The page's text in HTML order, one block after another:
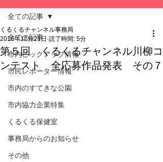
全ての記事
市内ピックアップ情報
市民レポーター情報
市内のすてきな公園
市内協力企業特集
くるくる保健室
事務局からのお知らせ
その他
全ての記事
第５回 くるくるチャンネル川柳コ
ンテスト 全応募作品発表 その７
くるくるチャンネル事務局
2016年12月21日 読了時間: 5分